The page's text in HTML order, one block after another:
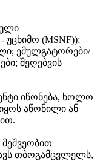
უცხიმო (MSNF));
ემულგატორები/
შეღებვის
იწონება, ხოლო
აწონილი ან
მეშვეობით
თბოგამცვლელს,